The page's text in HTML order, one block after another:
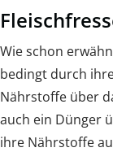
Wie schon
bedingt durch
Nährstoffe über
auch ein Dünger
ihre Nährstoffe